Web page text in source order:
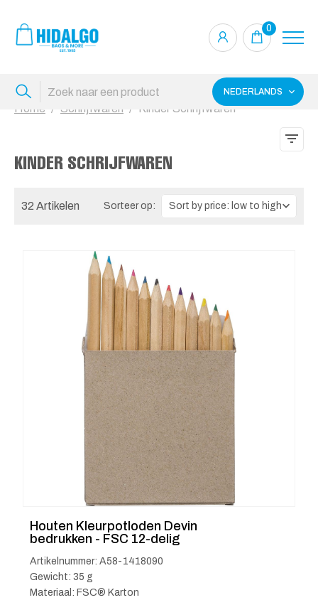
0
NEDERLANDS
Home Schrijfwaren Kinder Schrijfwaren
KINDER SCHRIJFWAREN
32 Artikelen Sorteer op:
Houten Kleurpotloden Devin
bedrukken - FSC 12-delig
Artikelnummer: A58-1418090
Gewicht: 35 g
Materiaal: FSC® Karton